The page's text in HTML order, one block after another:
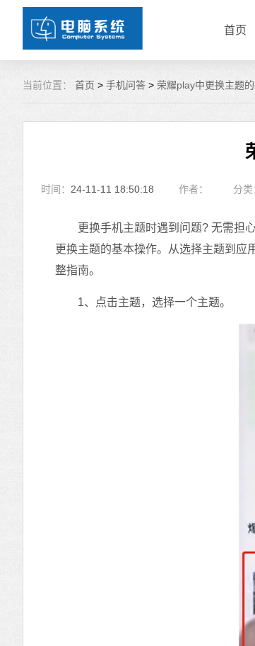
首页
当前位置： 首页 > 手机问答 > 荣耀play中更换主题
时间： 24-11-11 18:50:18 作者： 分类
更换手机主题时遇到问题? 无需担心
更换主题的基本操作。从选择主题到应
整指南。
1、点击主题，选择一个主题。